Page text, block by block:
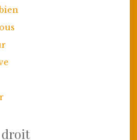
droit